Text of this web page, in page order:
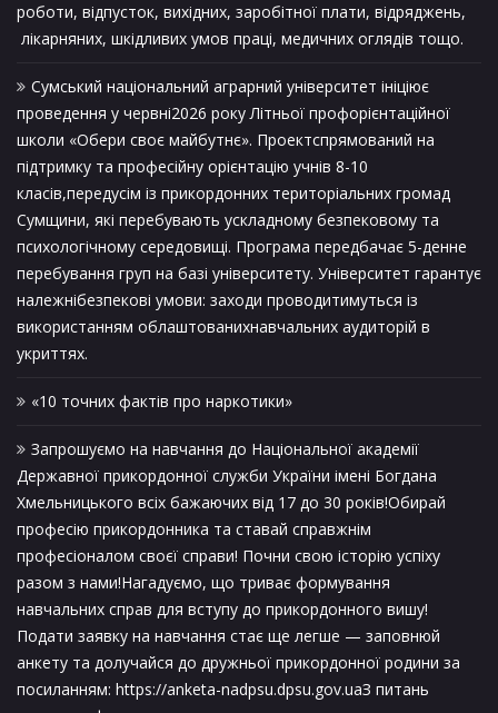
роботи, відпусток, вихідних, заробітної плати, відряджень,
лікарняних, шкідливих умов праці, медичних оглядів тощо.
Сумський національний аграрний університет ініціює
проведення у червні2026 року Літньої профорієнтаційної
школи «Обери своє майбутнє». Проектспрямований на
підтримку та професійну орієнтацію учнів 8-10
класів,передусім із прикордонних територіальних громад
Сумщини, які перебувають ускладному безпековому та
психологічному середовищі. Програма передбачає 5-денне
перебування груп на базі університету. Університет гарантує
належнібезпекові умови: заходи проводитимуться із
використанням облаштованихнавчальних аудиторій в
укриттях.
«10 точних фактів про наркотики»
Запрошуємо на навчання до Національної академії
Державної прикордонної служби України імені Богдана
Хмельницького всіх бажаючих від 17 до 30 років!Обирай
професію прикордонника та ставай справжнім
професіоналом своєї справи! Почни свою історію успіху
разом з нами!Нагадуємо, що триває формування
навчальних справ для вступу до прикордонного вишу!
Подати заявку на навчання стає ще легше — заповнюй
анкету та долучайся до дружньої прикордонної родини за
посиланням: https://anketa-nadpsu.dpsu.gov.uaЗ питань